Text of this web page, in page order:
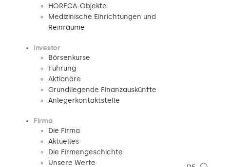
HORECA-Objekte
Medizinische Einrichtungen und
Reinräume
Investor
Börsenkurse
Führung
Aktionäre
Grundliegende Finanzauskünfte
Anlegerkontaktstelle
Firma
Die Firma
Aktuelles
Die Firmengeschichte
Unsere Werte